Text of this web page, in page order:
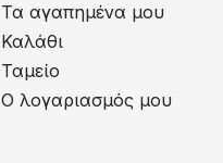
Τα αγαπημένα μου
Καλάθι
Ταμείο
Ο λογαριασμός μου